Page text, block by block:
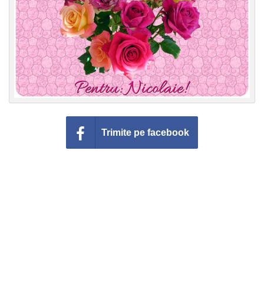
Felicitari zile saptamana
Felicitari muzicale
Felicitari muzicale personalizate
Felicitari animate
Invitatii personalizate
Conecteaza-te
Trimite pe facebook